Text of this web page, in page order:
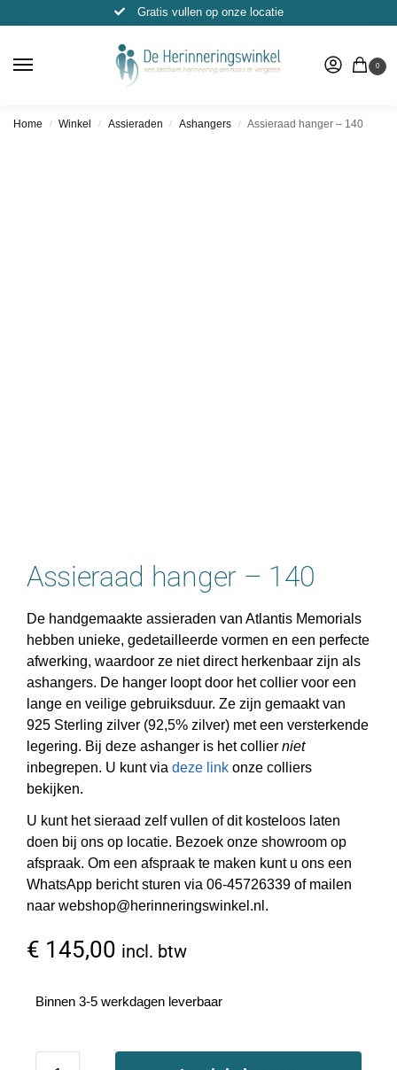
Gratis vullen op onze locatie
0
Home / Winkel / Assieraden / Ashangers / Assieraad hanger – 140
Assieraad hanger – 140
De handgemaakte assieraden van Atlantis Memorials
hebben unieke, gedetailleerde vormen en een perfecte
afwerking, waardoor ze niet direct herkenbaar zijn als
ashangers. De hanger loopt door het collier voor een
lange en veilige gebruiksduur. Ze zijn gemaakt van
925 Sterling zilver (92,5% zilver) met een versterkende
legering. Bij deze ashanger is het collier niet
inbegrepen. U kunt via deze link onze colliers
bekijken.
U kunt het sieraad zelf vullen of dit kosteloos laten
doen bij ons op locatie. Bezoek onze showroom op
afspraak. Om een afspraak te maken kunt u ons een
WhatsApp bericht sturen via 06-45726339 of mailen
naar webshop@herinneringswinkel.nl.
€ 145,00 incl. btw
Binnen 3-5 werkdagen leverbaar